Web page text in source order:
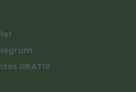
GRATIS